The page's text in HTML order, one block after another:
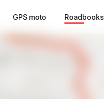
GPS moto Roadbooks